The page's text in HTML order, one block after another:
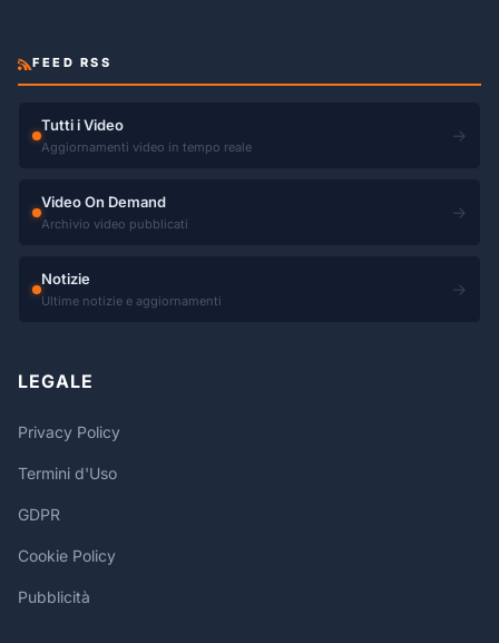
FEED RSS
Tutti i Video
Aggiornamenti video in tempo reale
→
Video On Demand
Archivio video pubblicati
→
Notizie
Ultime notizie e aggiornamenti
→
LEGALE
Privacy Policy
Termini d'Uso
GDPR
Cookie Policy
Pubblicità